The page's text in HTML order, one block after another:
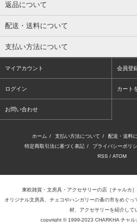
返品について
配送・送料について
支払い方法について
マイアカウント 会員登
ログイン カート
お問い合わせ
ホーム / 支払い方法について / 配送・送料
特定商取引法に基づく表記 / プライバシーポリ
RSS / ATOM
東欧雑貨・文房具・アクセサリーの店 ［チャルカ］
オリジナル文房具、チェコやハンガリーの蚤の市をめぐ
材、アクセサリーを紹介して
copyright © 1999-2023 CHARKHA チャル